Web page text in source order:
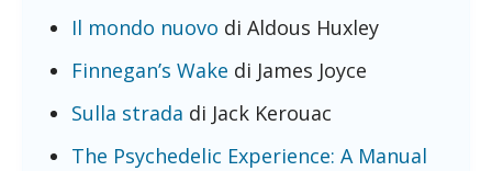
Il mondo nuovo di Aldous Huxley
Finnegan’s Wake di James Joyce
Sulla strada di Jack Kerouac
The Psychedelic Experience: A Manual